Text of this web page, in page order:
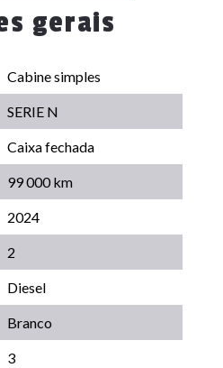
gerais
Cabine simples
SERIE N
Caixa fechada
99 000 km
2024
2
Diesel
Branco
3